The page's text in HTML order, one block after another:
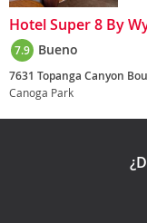
Hotel Super 8 By
7.9 Bueno
7631 Topanga Canyon
Canoga Park